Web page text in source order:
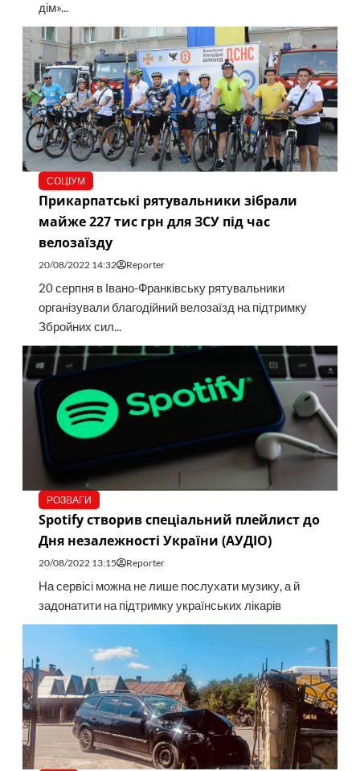
дім»...
СОЦІУМ
Прикарпатські рятувальники зібрали
майже 227 тис грн для ЗСУ під час
велозаїзду
20/08/2022 14:32 Reporter
20 серпня в Івано-Франківську рятувальники
організували благодійний велозаїзд на підтримку
Збройних сил...
РОЗВАГИ
Spotify створив спеціальний плейлист до
Дня незалежності України (АУДІО)
20/08/2022 13:15 Reporter
На сервісі можна не лише послухати музику, а й
задонатити на підтримку українських лікарів